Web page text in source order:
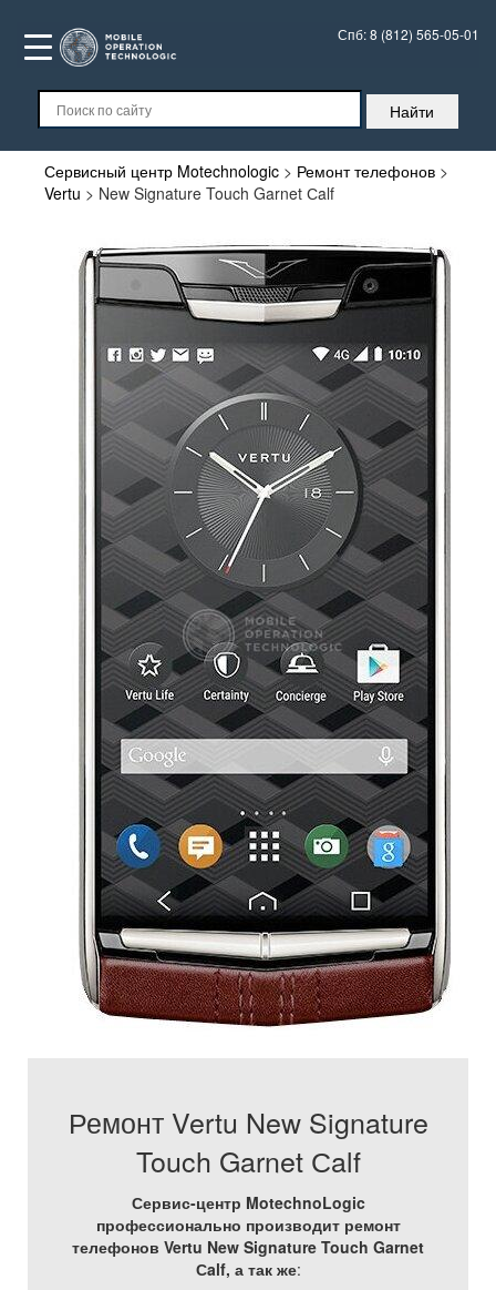
Спб:8 (812) 565-05-01
Сервисный центр Motechnologic > Ремонт телефонов >
Vertu > New Signature Touch Garnet Сalf
Ремонт Vertu New Signature
Touch Garnet Сalf
Сервис-центр MotechnoLogic
профессионально производит ремонт
телефонов Vertu New Signature Touch Garnet
Сalf, а так же: